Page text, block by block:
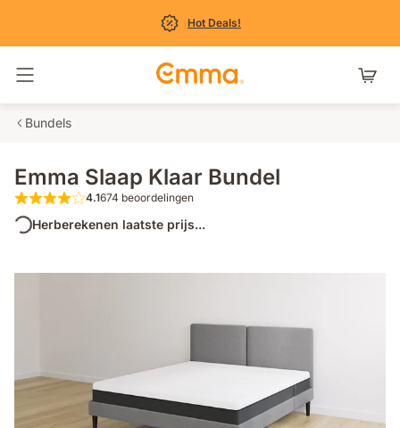
Hot Deals!
Navigatie in- en uitschakelen
Bundels
Emma Slaap Klaar Bundel
4.1 van de 5 sterren 674 beoordelingen
4.1674 beoordelingen
Herberekenen laatste prijs...